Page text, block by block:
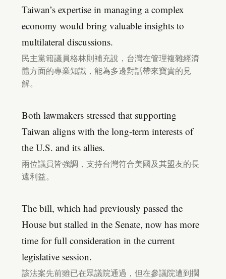
Taiwan’s expertise in managing a complex
economy would bring valuable insights to
multilateral discussions.
民主黨籍議員格林則補充說，台灣在管理複雜經濟
體方面的專業知識，能為多邊對話帶來寶貴的見
解。
Both lawmakers stressed that supporting
Taiwan aligns with the long-term interests of
the U.S. and its allies.
兩位議員皆強調，支持台灣符合美國及其盟友的長
遠利益。
The bill, which had previously passed the
House but stalled in the Senate, now has more
time for full consideration in the current
legislative session.
該法案先前雖已在眾議院通過，但在參議院遭到擱